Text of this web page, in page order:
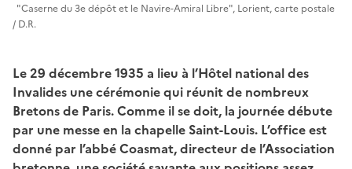
"Caserne du 3e dépôt et le Navire-Amiral Libre", Lorient, carte postale
/ D.R.
Le 29 décembre 1935 a lieu à l’Hôtel national des
Invalides une cérémonie qui réunit de nombreux
Bretons de Paris. Comme il se doit, la journée débute
par une messe en la chapelle Saint-Louis. L’office est
donné par l’abbé Coasmat, directeur de l’Association